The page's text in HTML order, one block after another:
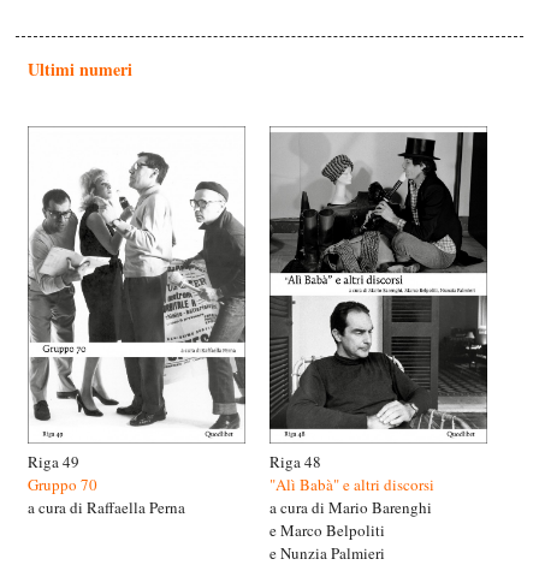
Ultimi numeri
Riga 49
Gruppo 70
a cura di Raffaella Perna
Riga 48
"Alì Babà" e altri discorsi
a cura di Mario Barenghi
e Marco Belpoliti
e Nunzia Palmieri